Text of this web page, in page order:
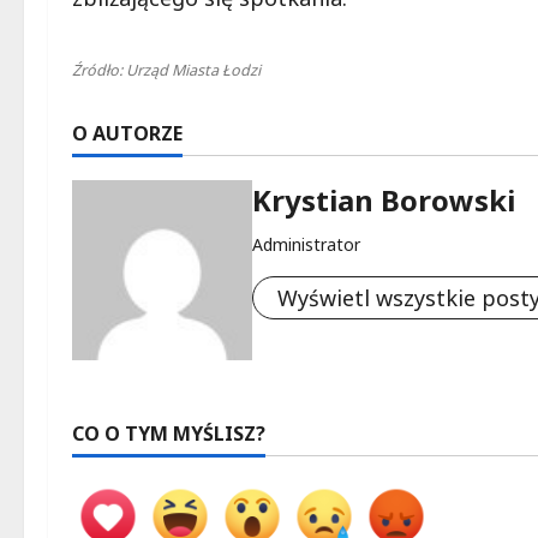
Źródło: Urząd Miasta Łodzi
O AUTORZE
Krystian Borowski
Administrator
Wyświetl wszystkie
CO O TYM MYŚLISZ?